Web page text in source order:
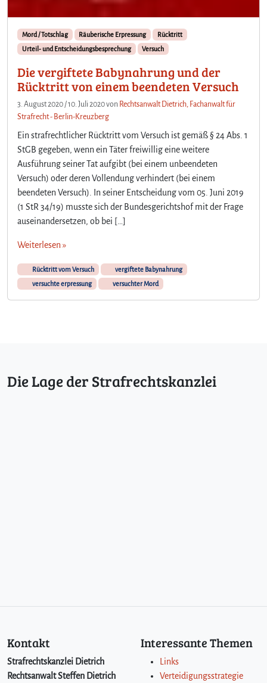
Mord / Totschlag Räuberische Erpressung
Rücktritt
Urteil- und Entscheidungsbesprechung
Versuch
Die vergiftete Babynahrung und der
Rücktritt von einem beendeten Versuch
3. August 2020 /10. Juli 2020von Rechtsanwalt Dietrich, Fachanwalt für
Strafrecht - Berlin-Kreuzberg
Ein strafrechtlicher Rücktritt vom Versuch ist gemäß § 24 Abs. 1
StGB gegeben, wenn ein Täter freiwillig eine weitere
Ausführung seiner Tat aufgibt (bei einem unbeendeten
Versuch) oder deren Vollendung verhindert (bei einem
beendeten Versuch). In seiner Entscheidung vom 05. Juni 2019
(1 StR 34/19) musste sich der Bundesgerichtshof mit der Frage
auseinandersetzen, ob bei […]
Weiterlesen »
Rücktritt vom Versuch
vergiftete Babynahrung
versuchte erpressung
versuchter Mord
Die Lage der Strafrechtskanzlei
Kontakt
Strafrechtskanzlei Dietrich
Rechtsanwalt Steffen Dietrich
Interessante Themen
Links
Verteidigungsstrategie